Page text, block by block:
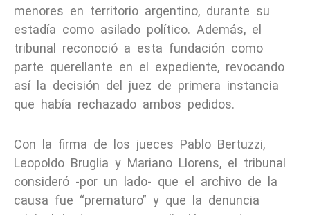
menores en territorio argentino, durante su
estadía como asilado político. Además, el
tribunal reconoció a esta fundación como
parte querellante en el expediente, revocando
así la decisión del juez de primera instancia
que había rechazado ambos pedidos.
Con la firma de los jueces Pablo Bertuzzi,
Leopoldo Bruglia y Mariano Llorens, el tribunal
consideró -por un lado- que el archivo de la
causa fue “prematuro” y que la denuncia